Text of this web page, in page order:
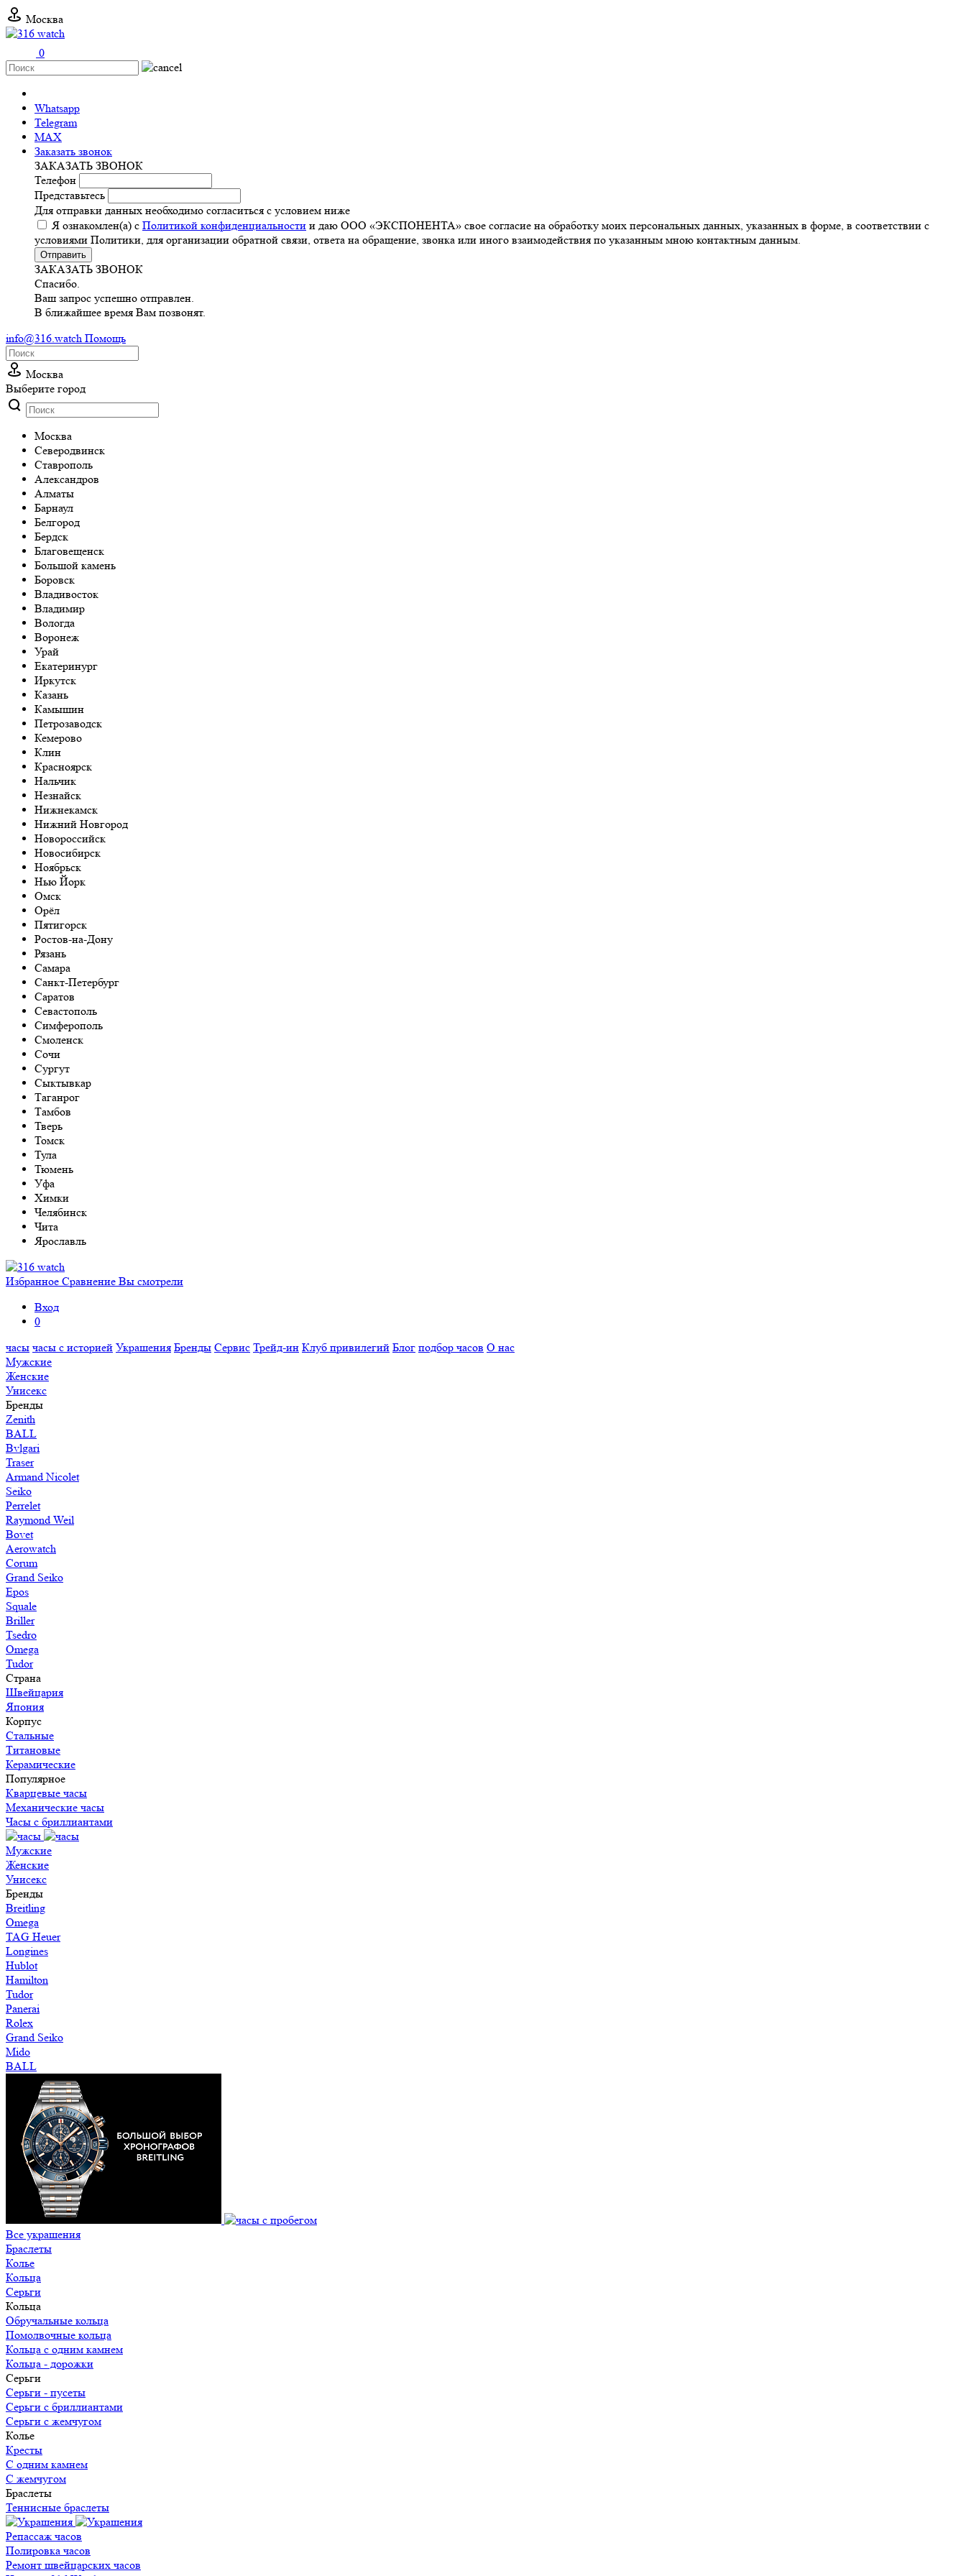
Москва
0
Whatsapp
Telegram
MAX
Заказать звонок
ЗАКАЗАТЬ ЗВОНОК
Телефон
Представьтесь
Для отправки данных необходимо согласиться с условием ниже
Я ознакомлен(а) с Политикой конфиденциальности и даю ООО «ЭКСПОНЕНТА» свое согласие на обработку моих персональных данных, указанных в форме, в соответствии с
условиями Политики, для организации обратной связи, ответа на обращение, звонка или иного взаимодействия по указанным мною контактным данным.
Отправить
ЗАКАЗАТЬ ЗВОНОК
Спасибо.
Ваш запрос успешно отправлен.
В ближайшее время Вам позвонят.
info@316.watch Помощь
Москва
Выберите город
Москва
Cеверодвинск
Cтаврополь
Александров
Алматы
Барнаул
Белгород
Бердск
Благовещенск
Большой камень
Боровск
Владивосток
Владимир
Вологда
Воронеж
Урай
Екатеринург
Иркутск
Казань
Камышин
Петрозаводск
Кемерово
Клин
Красноярск
Нальчик
Незнайск
Нижнекамск
Нижний Новгород
Новороссийск
Новосибирск
Ноябрьск
Нью Йорк
Омск
Орёл
Пятигорск
Ростов-на-Дону
Рязань
Самара
Санкт-Петербург
Саратов
Севастополь
Симферополь
Смоленск
Сочи
Сургут
Сыктывкар
Таганрог
Тамбов
Тверь
Томск
Тула
Тюмень
Уфа
Химки
Челябинск
Чита
Ярославль
Избранное Сравнение Вы смотрели
Вход
0
часы часы с историей Украшения Бренды Сервис Трейд-ин Клуб привилегий Блог подбор часов О нас
Мужские
Женские
Унисекс
Бренды
Zenith
BALL
Bvlgari
Traser
Armand Nicolet
Seiko
Perrelet
Raymond Weil
Bovet
Aerowatch
Corum
Grand Seiko
Epos
Squale
Briller
Tsedro
Omega
Tudor
Страна
Швейцария
Япония
Корпус
Стальные
Титановые
Керамические
Популярное
Кварцевые часы
Механические часы
Часы с бриллиантами
Мужские
Женские
Унисекс
Бренды
Breitling
Omega
TAG Heuer
Longines
Hublot
Hamilton
Tudor
Panerai
Rolex
Grand Seiko
Mido
BALL
Все украшения
Браслеты
Колье
Кольца
Серьги
Кольца
Обручальные кольца
Помолвочные кольца
Кольца c одним камнем
Кольца - дорожки
Серьги
Серьги - пусеты
Серьги с бриллиантами
Серьги с жемчугом
Колье
Кресты
С одним камнем
С жемчугом
Браслеты
Теннисные браслеты
Репассаж часов
Полировка часов
Ремонт швейцарских часов